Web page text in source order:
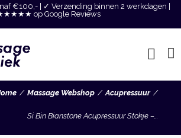
€100,- | ✓ Verzending binnen 2 werkdagen |
op Google Reviews
Massage Webshop Acupressuur
Si Bin Bianstone Acupressuur Stokje –...